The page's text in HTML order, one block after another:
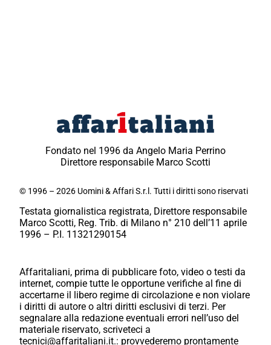
Fondato nel 1996 da Angelo Maria Perrino
Direttore responsabile Marco Scotti
© 1996 – 2026 Uomini & Affari S.r.l. Tutti i diritti sono riservati
Testata giornalistica registrata, Direttore responsabile
Marco Scotti, Reg. Trib. di Milano n° 210 dell’11 aprile
1996 – P.I. 11321290154
Affaritaliani, prima di pubblicare foto, video o testi da
internet, compie tutte le opportune verifiche al fine di
accertarne il libero regime di circolazione e non violare
i diritti di autore o altri diritti esclusivi di terzi. Per
segnalare alla redazione eventuali errori nell’uso del
materiale riservato, scriveteci a
tecnici@affaritaliani.it.: provvederemo prontamente